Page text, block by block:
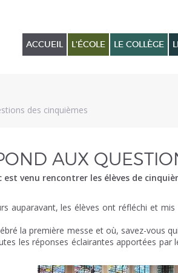
ACCUEIL L'ÉCOLE LE COLLÈGE
des cinquièmes
AUX
est venu rencontrer les élèves de
auparavant, les élèves ont réfléchi et
la première messe et où, savez-vous
les réponses éclairantes apportées